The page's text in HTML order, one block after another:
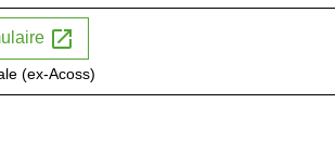
open_in_new
(ex-Acoss)